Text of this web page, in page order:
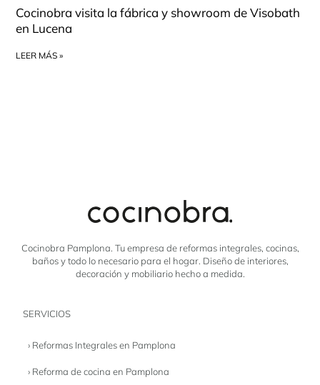
Cocinobra visita la fábrica y showroom de Visobath
en Lucena
LEER MÁS »
Cocinobra Pamplona. Tu empresa de reformas integrales, cocinas,
baños y todo lo necesario para el hogar. Diseño de interiores,
decoración y mobiliario hecho a medida.
SERVICIOS
› Reformas Integrales en Pamplona
› Reforma de cocina en Pamplona